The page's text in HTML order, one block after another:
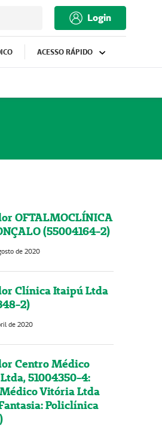
Login
ACESSO RÁPIDO
OFTALMOCLÍNICA
(55004164-2)
de 2020
Clínica Itaipú Ltda
2)
de 2020
Centro Médico
51004350-4:
Vitória Ltda
Policlínica